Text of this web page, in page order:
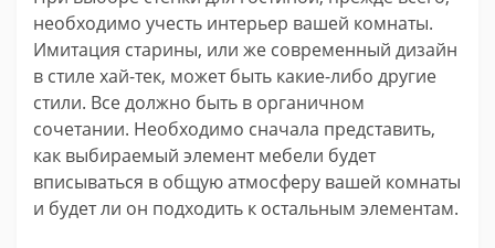
необходимо учесть интерьер вашей комнаты.
Имитация старины, или же современный дизайн
в стиле хай-тек, может быть какие-либо другие
стили. Все должно быть в органичном
сочетании. Необходимо сначала представить,
как выбираемый элемент мебели будет
вписываться в общую атмосферу вашей комнаты
и будет ли он подходить к остальным элементам.